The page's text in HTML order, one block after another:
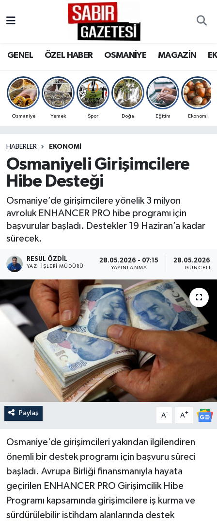
GENEL ÖZEL HABER OSMANİYE MAGAZİN
Osmaniye Yemek Spor Doğa Eğitim Ekonomi
HABERLER EKONOMI
Osmaniyeli Girişimcilere
Hibe Desteği
Osmaniye’de girişimcilere yönelik 3 milyon
avroluk ENHANCER PRO hibe programı için
başvurular başladı. Destekler 19 Haziran’a kadar
sürecek.
RESUL ÖZDIL
YAZI İŞLERI MÜDÜRÜ
28.05.2026 - 07:15
YAYINLANMA
28.05.2026 -
Paylaş A- A+
Osmaniye’de girişimcileri yakından ilgilendiren
önemli bir destek programı için başvuru süreci
başladı. Avrupa Birliği finansmanıyla hayata
geçirilen ENHANCER PRO Girişimcilik Hibe
Programı kapsamında girişimcilere iş kurma ve
sürdürülebilir istihdam alanlarında destek
OSMANİYE
MAGAZİN
SPOR
RESMİ İLANLAR
Osmaniye Nöbetçi Eczaneler
Osmaniye Trafik Yoğunluk Haritası
Süper Lig Puan Durumu ve Fikstür
Son Dakika Haberleri
Haber Arşivi